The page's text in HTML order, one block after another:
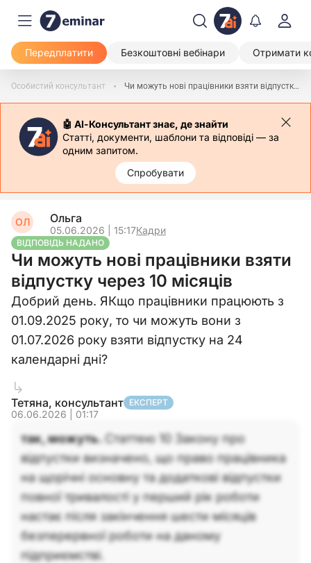
Передплатити Безкоштовні вебінари Отримати
Особистий консультант Чи можуть нові працівники взяти відпустку через 10 місяців
🤖 АІ-Консультант знає, де знайти
Статті, документи, шаблони та відповіді — за
одним запитом.
Спробувати
ОЛ Ольга
05.06.2026 | 15:17Кадри
ВІДПОВІДЬ НАДАНО
Чи можуть нові працівники взяти
відпустку через 10 місяців
Добрий день. ЯКщо працівники працюють з
01.09.2025 року, то чи можуть вони з
01.07.2026 року взяти відпустку на 24
календарні дні?
Тетяна, консультант ЕКСПЕРТ
06.06.2026 | 01:17
так, можуть.
Статтею 10 Закону про
відпустки визначено, що право працівника
на щорічні основну та додаткові відпустки
повної тривалості у перший рік роботи
настає після закінчення шести місяців
безперервної роботи на даному
підприємстві.